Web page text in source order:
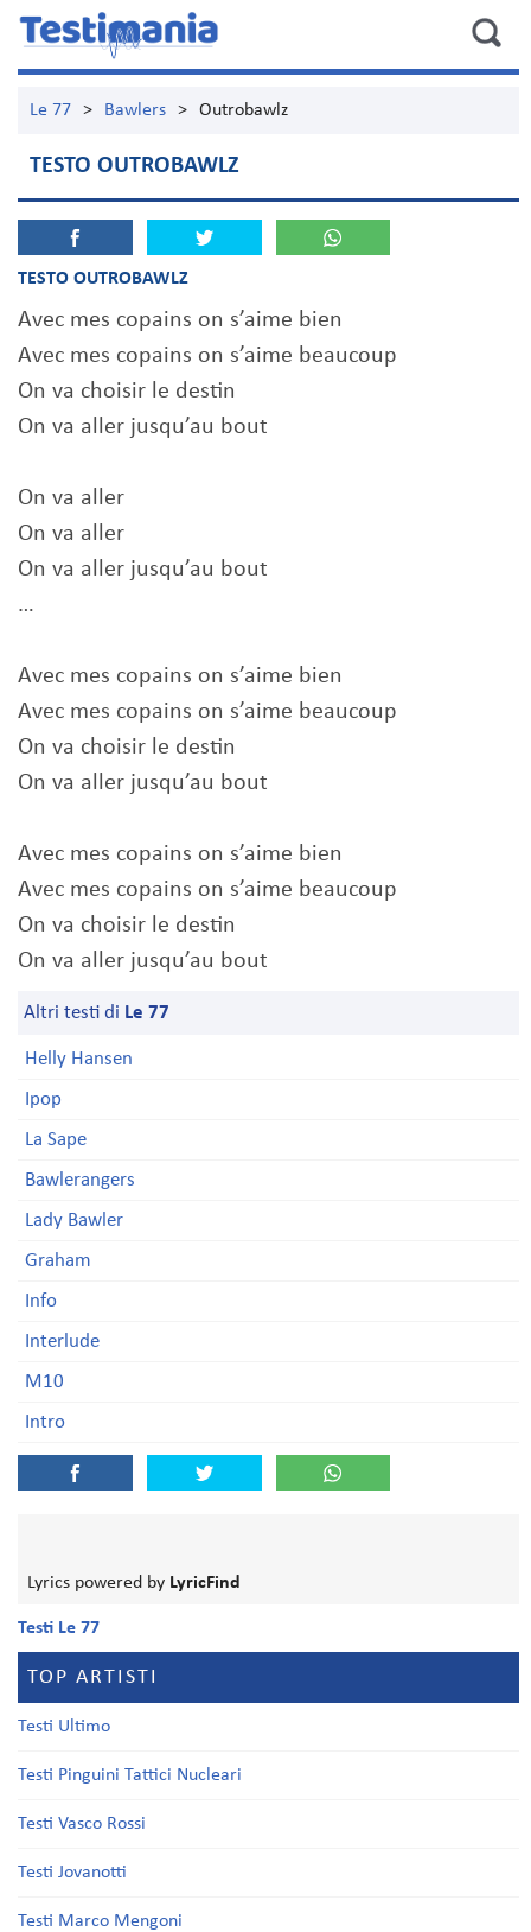
Le 77 > Bawlers > Outrobawlz
TESTO OUTROBAWLZ
TESTO OUTROBAWLZ
Avec mes copains on s’aime bien
Avec mes copains on s’aime beaucoup
On va choisir le destin
On va aller jusqu’au bout
On va aller
On va aller
On va aller jusqu’au bout
…
Avec mes copains on s’aime bien
Avec mes copains on s’aime beaucoup
On va choisir le destin
On va aller jusqu’au bout
Avec mes copains on s’aime bien
Avec mes copains on s’aime beaucoup
On va choisir le destin
On va aller jusqu’au bout
Altri testi di Le 77
Helly Hansen
Ipop
La Sape
Bawlerangers
Lady Bawler
Graham
Info
Interlude
M10
Intro
Lyrics powered by LyricFind
Testi Le 77
TOP ARTISTI
Testi Ultimo
Testi Pinguini Tattici Nucleari
Testi Vasco Rossi
Testi Jovanotti
Testi Marco Mengoni